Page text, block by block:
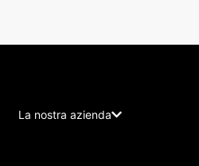
La nostra azienda